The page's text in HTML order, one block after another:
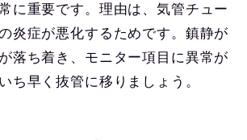
に重要です。理由は、気管チュー
炎症が悪化するためです。鎮静が
落ち着き、モニター項目に異常が
ち早く抜管に移りましょう。